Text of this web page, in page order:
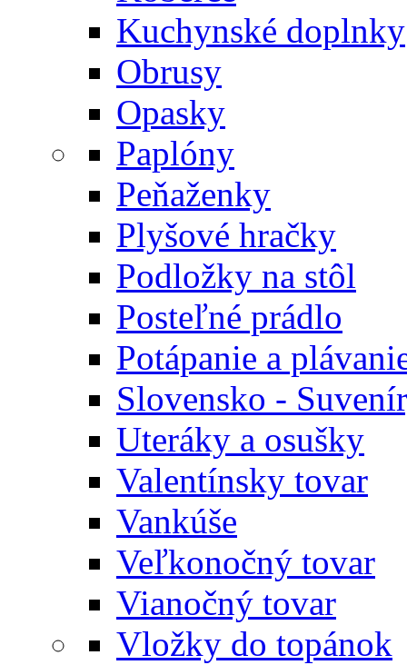
Kuchynské doplnky
Obrusy
Opasky
Paplóny
Peňaženky
Plyšové hračky
Podložky na stôl
Posteľné prádlo
Potápanie a
Slovensko -
Uteráky a osušky
Valentínsky tovar
Vankúše
Veľkonočný tovar
Vianočný tovar
Vložky do topánok